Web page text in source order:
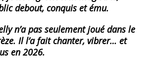
debout, conquis et ému.
n’a pas seulement joué dans le
Il l’a fait chanter, vibrer… et
en 2026.